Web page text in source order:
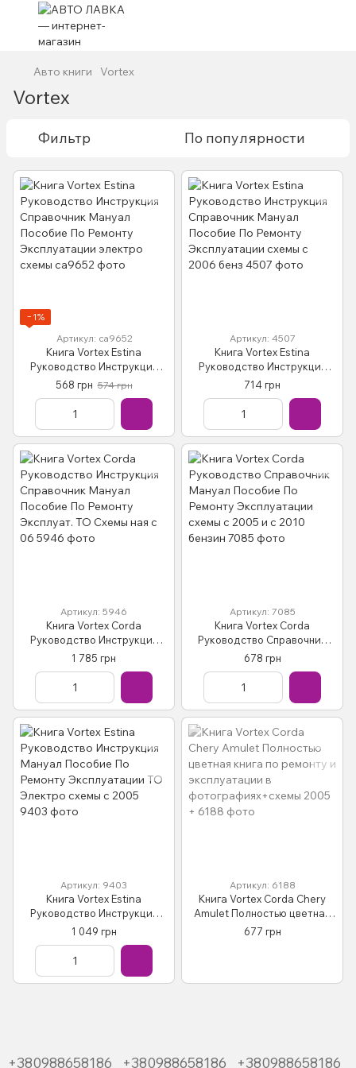
Авто книги Vortex
Vortex
Фильтр По популярности
−1%
Артикул: са9652
Книга Vortex Estina
Руководство Инструкция
Справочник Мануал
Пособие По Ремонту
Эксплуатации электро
568 грн 574 грн
Артикул: 4507
Книга Vortex Estina
Руководство Инструкция
Справочник Мануал
Пособие По Ремонту
Эксплуатации схемы с 2006
714 грн
Артикул: 5946
Книга Vortex Corda
Руководство Инструкция
Справочник Мануал
Пособие По Ремонту
Эксплуат. ТО Схемы ная с 06
1 785 грн
Артикул: 7085
Книга Vortex Corda
Руководство Справочник
Мануал Пособие По Ремонту
Эксплуатации схемы с 2005
и с 2010 бензин
678 грн
Артикул: 9403
Книга Vortex Estina
Руководство Инструкция
Мануал Пособие По Ремонту
Эксплуатации ТО Электро
схемы с 2005
1 049 грн
Артикул: 6188
Книга Vortex Corda Chery
Amulet Полностью цветная
книга по ремонту и
эксплуатации в
677 грн
+380988658186 +380988658186 +380988658186